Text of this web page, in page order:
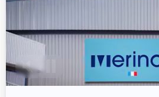
Dès 424,00 €
Découvrir